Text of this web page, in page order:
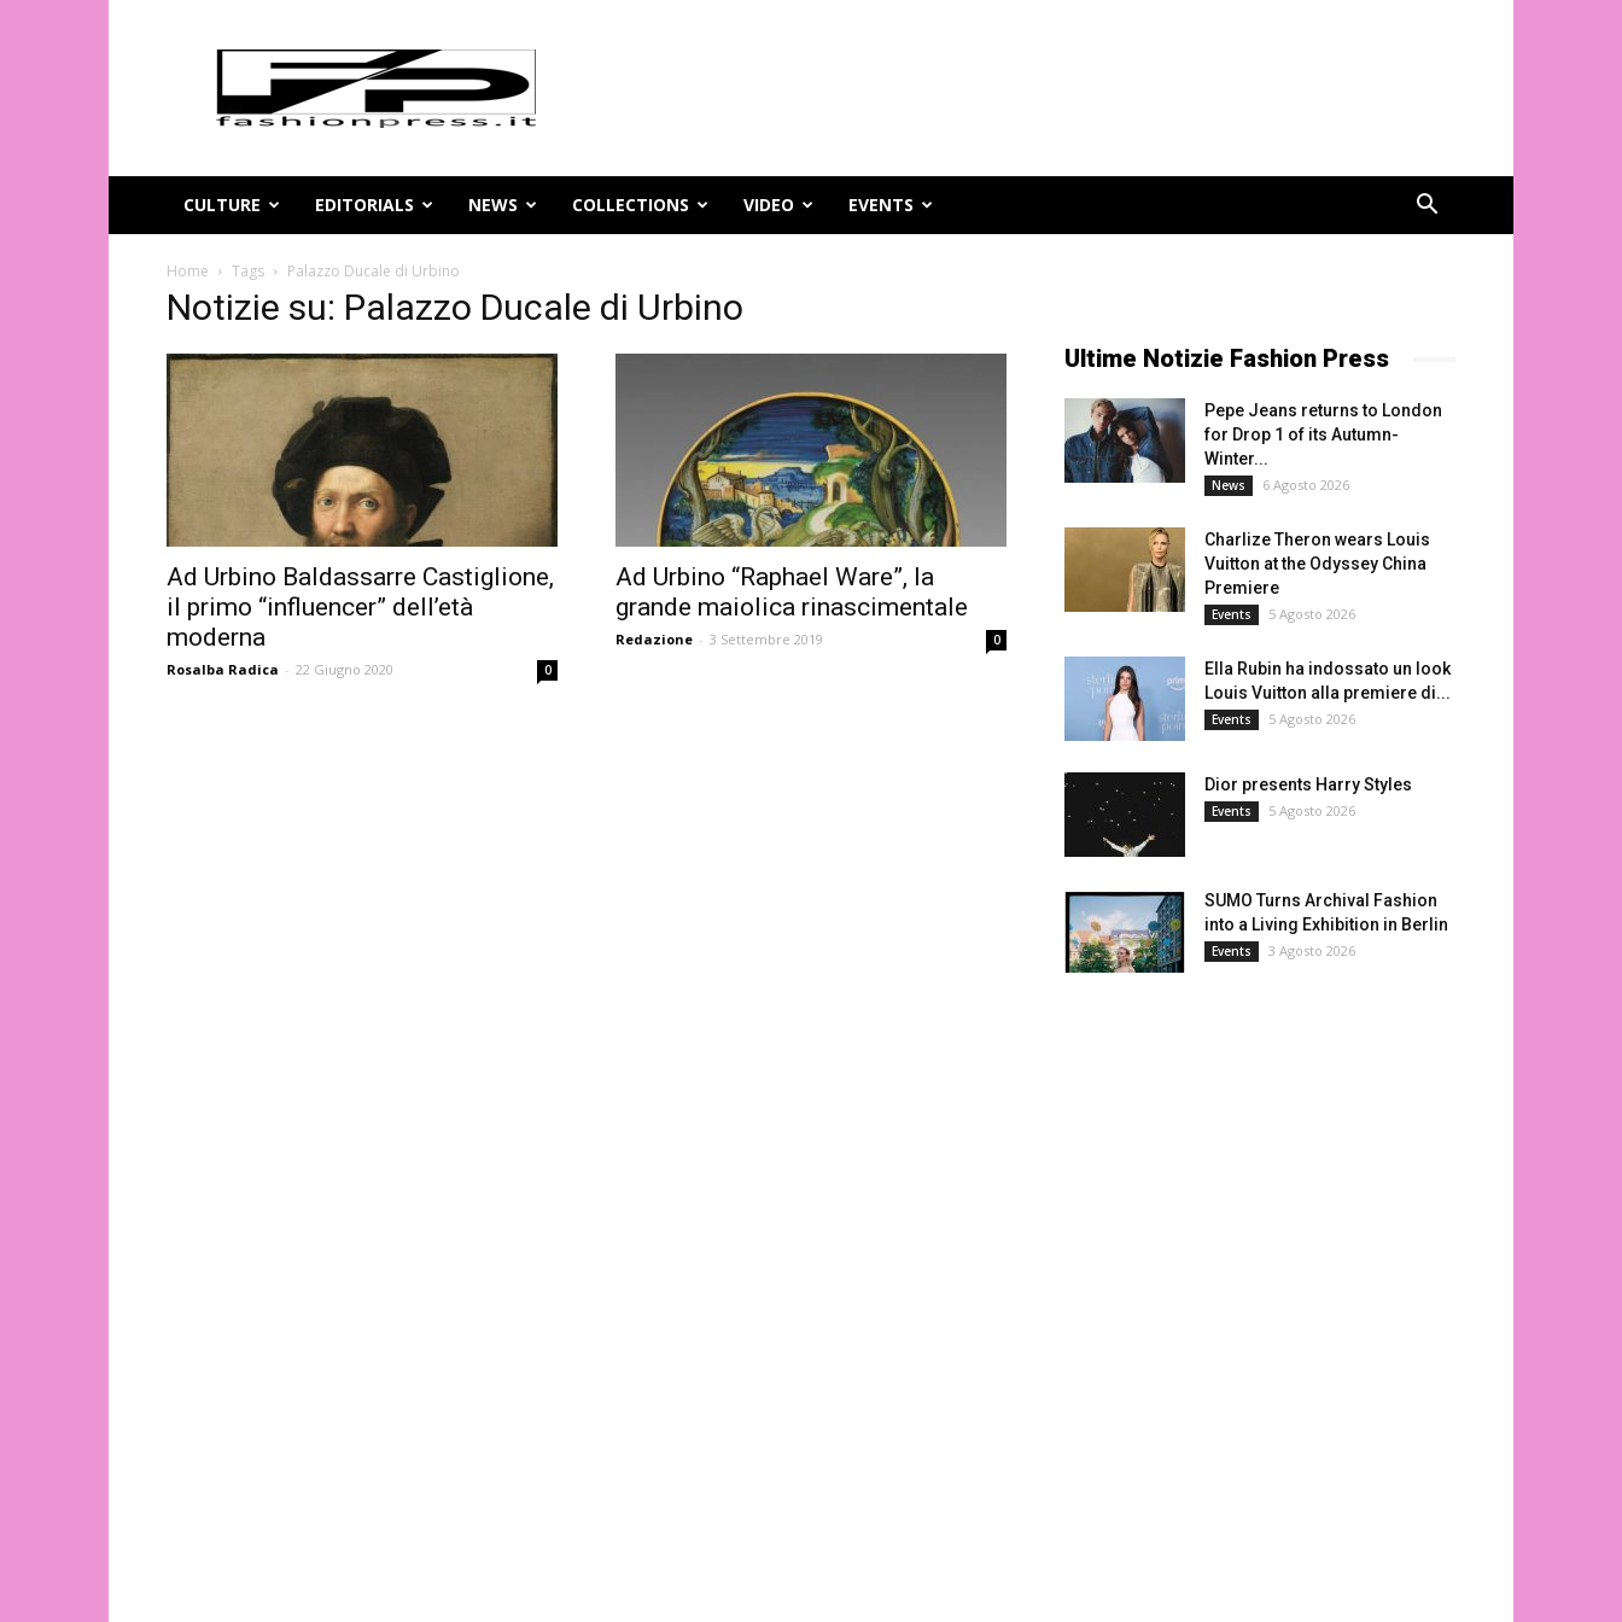
Magazine
moda
online
FashionPress.it
CULTURE
EDITORIALS NEWS COLLECTIONS VIDEO EVENTS
Home Tags Palazzo Ducale di Urbino
Notizie su: Palazzo Ducale di Urbino
Ad Urbino Baldassarre Castiglione,
il primo “influencer” dell’età
moderna
Rosalba Radica - 22 Giugno 2020 0
Ad Urbino “Raphael Ware”, la
grande maiolica rinascimentale
Redazione - 3 Settembre 2019 0
Ultime Notizie Fashion Press
Pepe Jeans returns to London
for Drop 1 of its Autumn-
Winter...
News 6 Agosto 2026
Charlize Theron wears Louis
Vuitton at the Odyssey China
Premiere
Events 5 Agosto 2026
Ella Rubin ha indossato un look
Louis Vuitton alla premiere di...
Events 5 Agosto 2026
Dior presents Harry Styles
Events 5 Agosto 2026
SUMO Turns Archival Fashion
into a Living Exhibition in Berlin
Events 3 Agosto 2026